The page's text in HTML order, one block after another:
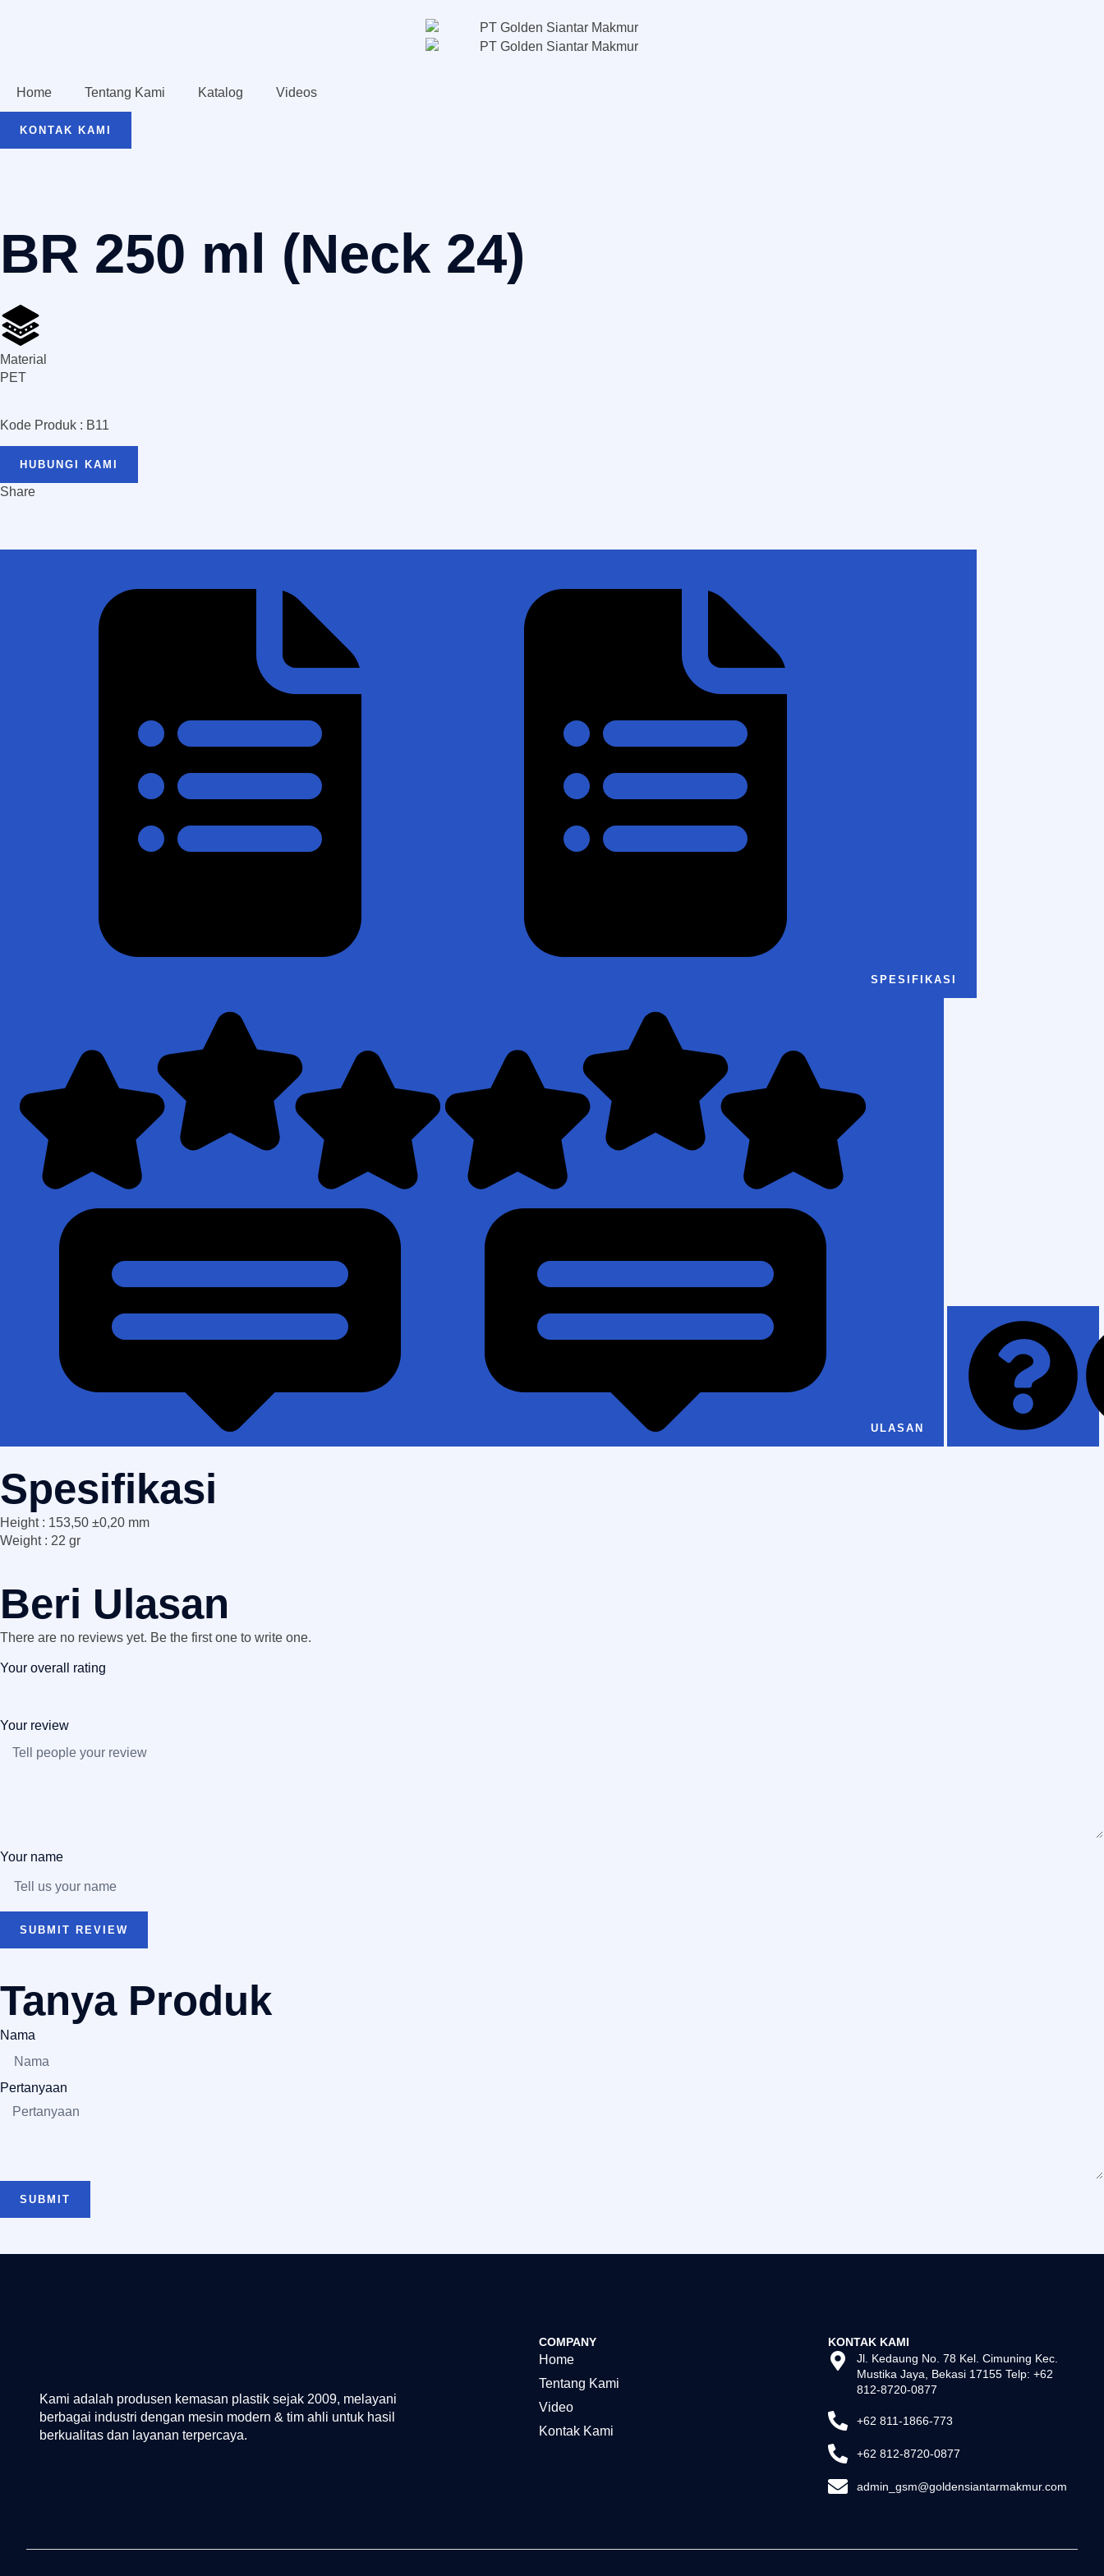
Home Tentang Kami Katalog Videos
KONTAK KAMI
BR 250 ml (Neck 24)
Material
PET
Kode Produk : B11
HUBUNGI KAMI
Share
SPESIFIKASI
ULASAN
Spesifikasi
Height : 153,50 ±0,20 mm
Weight : 22 gr
Beri Ulasan
There are no reviews yet. Be the first one to write one.
Your overall rating
Your review
Your name
SUBMIT REVIEW
Tanya Produk
Nama
Pertanyaan
SUBMIT
Kami adalah produsen kemasan plastik sejak 2009, melayani
berbagai industri dengan mesin modern & tim ahli untuk hasil
berkualitas dan layanan terpercaya.
COMPANY
Home
Tentang Kami
Video
Kontak Kami
KONTAK KAMI
Jl. Kedaung No. 78 Kel. Cimuning Kec.
Mustika Jaya, Bekasi 17155 Telp: +62
812-8720-0877
+62 811-1866-773
+62 812-8720-0877
admin_gsm@goldensiantarmakmur.com